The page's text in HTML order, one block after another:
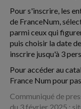
Pour s'inscrire, les
de FranceNum,
parmi ceux qui
puis choisir la date
inscrire jusqu'à 3
Pour accéder au
France Num pour
Communiqué de
du 3 février 2025 ;